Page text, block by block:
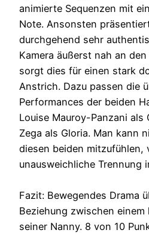
animierte Sequenzen mit
Note. Ansonsten
durchgehend sehr
Kamera äußerst nah an
sorgt dies für einen stark
Anstrich. Dazu passen die
Performances der beiden
Louise Mauroy-Panzani als
Zega als Gloria. Man kann
diesen beiden mitzufühlen,
unausweichliche Trennung
Fazit: Bewegendes Drama
Beziehung zwischen
seiner Nanny. 8 von 10